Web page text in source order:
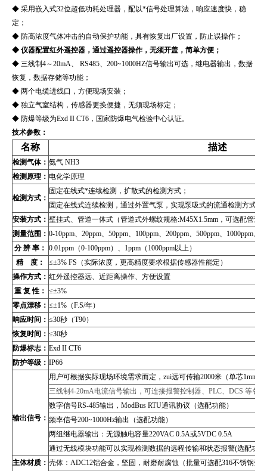
◆ 采用嵌入式32位超低功耗处理器，配以*信号处理算法，响应速度快，稳
定；
◆ 防高浓度气体冲击的自动保护功能，具有恢复出厂设置，防止误操作；
◆ 仪器配置红外遥控器，通过遥控器操作，无须开盖，简单方便；
◆ 三线制4～20mA、 RS485、200~1000HZ信号输出可选，继电器输出，数据
恢复，数据存储等功能；
◆ 两个电缆进线口，方便现场安装；
◆ 独立气室结构，传感器更换便捷，无须现场标定；
◆ 防爆等级为Exd II CT6，国家防爆电气检验中心认证。
技术参数：
名称 描述
检测气体： 氨气 NH3
检测原理： 电化学原理
检测方式：
固定在线式*连续检测，扩散式的检测方式；
固定在线式连续检测，通过外置气泵，实现泵吸式的流通检测方式（
安装方式： 壁挂式、管道一体式（管道式外螺纹规格:M45X1.5mm，可选配管道
测量范围： 0-10ppm 、20ppm、50ppm、100ppm、200ppm、500ppm、1000ppm
分 辨 率： 0.01ppm （0-100ppm）、1ppm（1000ppm以上）
精 度：
≤±3% FS（实际浓度，更高精度要求根据传感器性能定）
操作方式： 红外遥控器远、近距离操作、方便设置
重 复 性： ≤±3%
零点漂移： ≤±1%（F.S/年）
响应时间： ≤30秒（T90）
恢复时间： ≤30秒
防爆标志： Exd II CT6
防护等级： IP66
输出信号：
用户可根据实际现场环境需求而定，zui远可传输2000米（单芯1mm2
三线制4-20mA电流信号输出，可连接报警控制器、PLC、DCS 等各
数字信号RS-485输出， ModBus RTU通讯协议（选配功能）
频率信号200~1000Hz输出（选配功能）
两组继电器输出：无源触电容量220VAC 0.5A或5VDC 0.5A
通过无线模块功能可以实现检测数据的远程传输和状态报警(选配功
主体材质： 壳体：ADC12铝合金，坚固，耐磨耐腐蚀（批量可选配316不锈钢壳